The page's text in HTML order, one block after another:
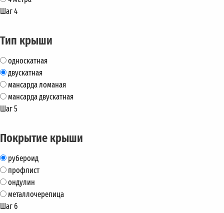
Шаг 4
Тип крыши
односкатная
двускатная
мансарда ломаная
мансарда двускатная
Шаг 5
Покрытие крыши
рубероид
профлист
ондулин
металлочерепица
Шаг 6